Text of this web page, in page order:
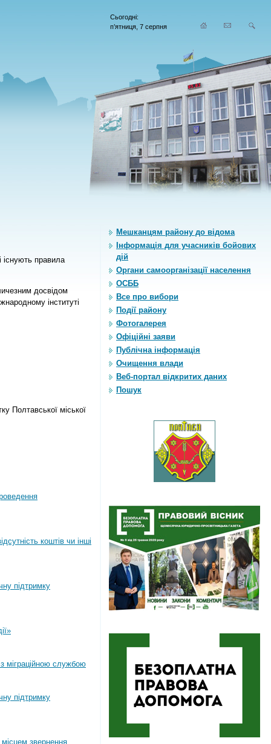
Сьогодні:
п’ятниця, 7 серпня
існують правила
досвідом
інституті
Полтавської міської
коштів чи інші
підтримку
міграційною службою
підтримку
звернення
Мешканцям району до відома
Інформація для учасників бойових
дій
Органи самоорганiзацiї населення
ОСББ
Все про вибори
Події району
Фотогалерея
Офіційні заяви
Публічна інформація
Очищення влади
Веб-портал відкритих даних
Пошук